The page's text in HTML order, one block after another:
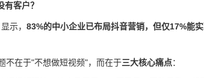
客户？
示， 83%的中小企业已布局抖音营销，但仅17%能
不在于"不想做短视频"，而在于三大核心痛点：